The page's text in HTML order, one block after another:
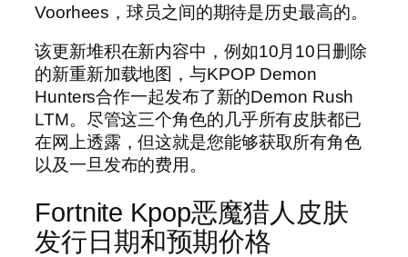
Voorhees，球员之间的期待是历史最高的。
该更新堆积在新内容中，例如10月10日删除
的新重新加载地图，与KPOP Demon
Hunters合作一起发布了新的Demon Rush
LTM。尽管这三个角色的几乎所有皮肤都已
在网上透露，但这就是您能够获取所有角色
以及一旦发布的费用。
Fortnite Kpop恶魔猎人皮肤
发行日期和预期价格